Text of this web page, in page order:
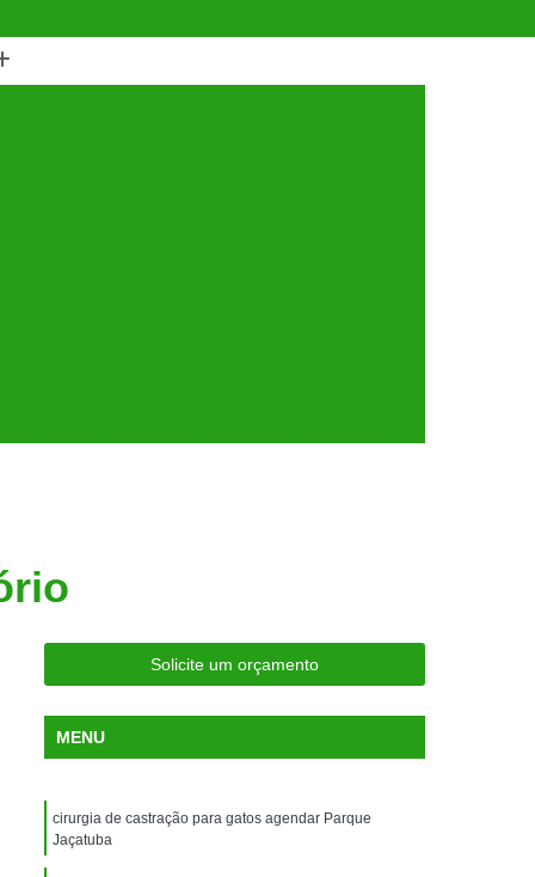
Clínica Veterinária São Caetano
para Silvestres
para Animais Silvestres
Consulta para Animais Silvestres
Santo André
Consulta para Animal Silvestre
Solicite um orçamento
MENU
cirurgia de castração para gatos agendar Parque
Jaçatuba